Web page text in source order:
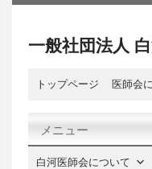
一般社団法人
トップページ 医師会
メニュー
白河医師会について